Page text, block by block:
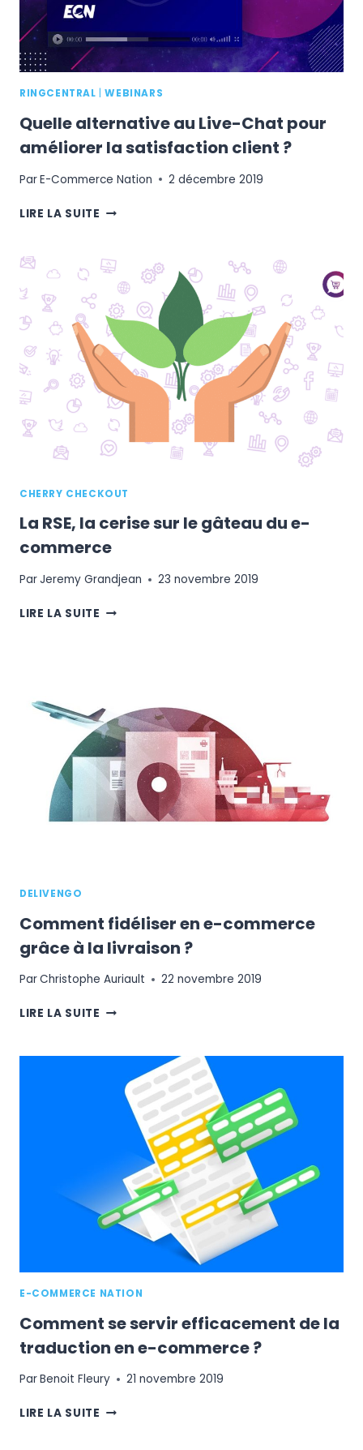
RINGCENTRAL |WEBINARS
Quelle alternative au Live-Chat pour
améliorer la satisfaction client ?
ParE-Commerce Nation 2 décembre 2019
LIRE LA SUITE QUELLE
LIVE-
CHAT
POUR
AMÉLIORER
LA
SATISFACTION
CLIENT
?
CHERRY CHECKOUT
La RSE, la cerise sur le gâteau du e-
commerce
ParJeremy Grandjean 23 novembre 2019
LIRE LA SUITE LA
GÂTEAU
DU
E-
COMMERCE
DELIVENGO
Comment fidéliser en e-commerce
grâce à la livraison ?
ParChristophe Auriault 22 novembre 2019
LIRE LA SUITE COMMENT
E-
COMMERCE
GRÂCE
LIVRAISON
E-COMMERCE NATION
Comment se servir efficacement de la
traduction en e-commerce ?
ParBenoit Fleury 21 novembre 2019
LIRE LA SUITE COMMENT